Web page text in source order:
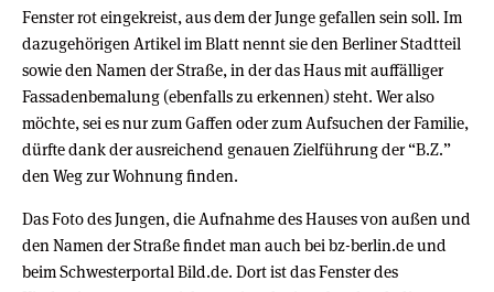
Fenster rot eingekreist, aus dem der Junge gefallen sein soll. Im
dazugehörigen Artikel im Blatt nennt sie den Berliner Stadtteil
sowie den Namen der Straße, in der das Haus mit auffälliger
Fassadenbemalung (ebenfalls zu erkennen) steht. Wer also
möchte, sei es nur zum Gaffen oder zum Aufsuchen der Familie,
dürfte dank der ausreichend genauen Zielführung der “B.Z.”
den Weg zur Wohnung finden.
Das Foto des Jungen, die Aufnahme des Hauses von außen und
den Namen der Straße findet man auch bei bz-berlin.de und
beim Schwesterportal Bild.de. Dort ist das Fenster des